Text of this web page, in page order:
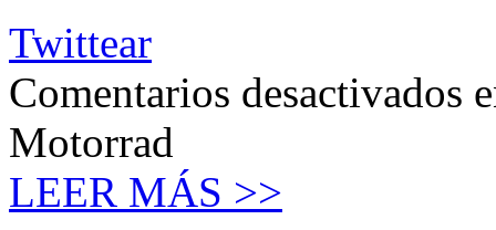
Twittear
Comentarios desactivados
Motorrad
LEER MÁS >>